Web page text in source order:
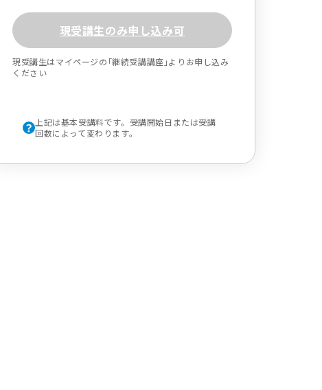
現受講生のみ申し込み可
現受講生はマイページの｢継続受講講座｣よりお申し込み
ください
上記は基本受講料です。受講開始日または受講
回数によって変わります。